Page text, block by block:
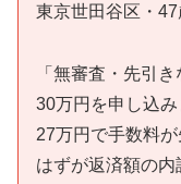
東京世田谷区・
「無審査・先引
30万円を申し込
27万円で手数料
はずが返済額の